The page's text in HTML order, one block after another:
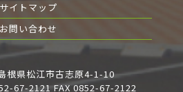
サイトマップ
お問い合わせ
根県松江市古志原4-1-10
67-2121 FAX 0852-67-2122